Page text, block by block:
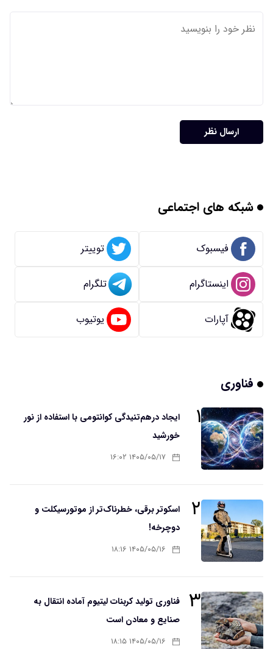
ارسال نظر
شبکه های اجتماعی
فیسبوک توییتر
اینستاگرام تلگرام
آپارات یوتیوب
فناوری
۱
ایجاد درهم‌تنیدگی کوانتومی با استفاده از نور
خورشید
۱۴۰۵/۰۵/۱۷ ۱۶:۰۲
۲
اسکوتر برقی، خطرناک‌تر از موتورسیکلت و
دوچرخه!
۱۴۰۵/۰۵/۱۶ ۱۸:۱۶
۳
فناوری تولید کربنات لیتیوم آماده انتقال به
صنایع و معادن است
۱۴۰۵/۰۵/۱۶ ۱۸:۱۵